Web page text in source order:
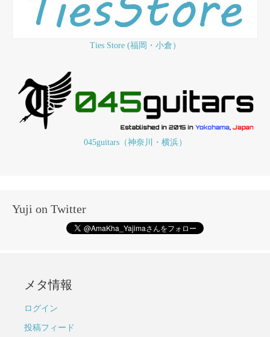
Ties Store (福岡・小倉）
045guitars（神奈川・横浜）
Yuji on Twitter
メタ情報
ログイン
投稿フィード